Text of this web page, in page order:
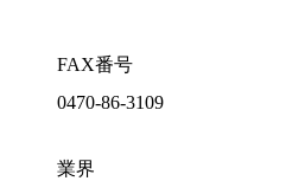
FAX番号
0470-86-3109
業界